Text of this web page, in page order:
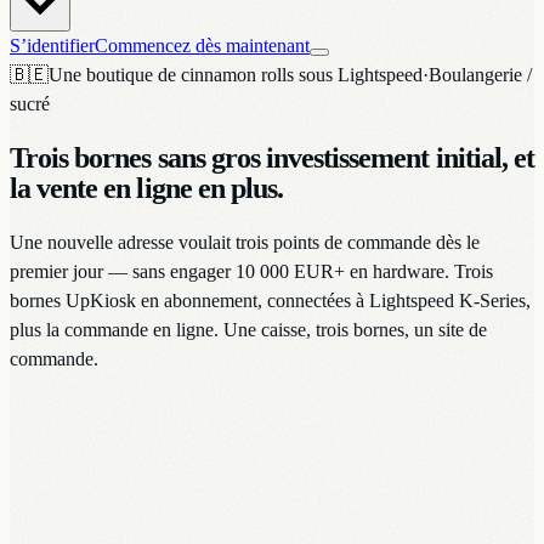
S’identifierCommencez dès maintenant
🇧🇪Une boutique de cinnamon rolls sous Lightspeed·Boulangerie /
sucré
Trois bornes sans gros investissement initial, et
la vente en ligne en plus.
Une nouvelle adresse voulait trois points de commande dès le
premier jour — sans engager 10 000 EUR+ en hardware. Trois
bornes UpKiosk en abonnement, connectées à Lightspeed K-Series,
plus la commande en ligne. Une caisse, trois bornes, un site de
commande.